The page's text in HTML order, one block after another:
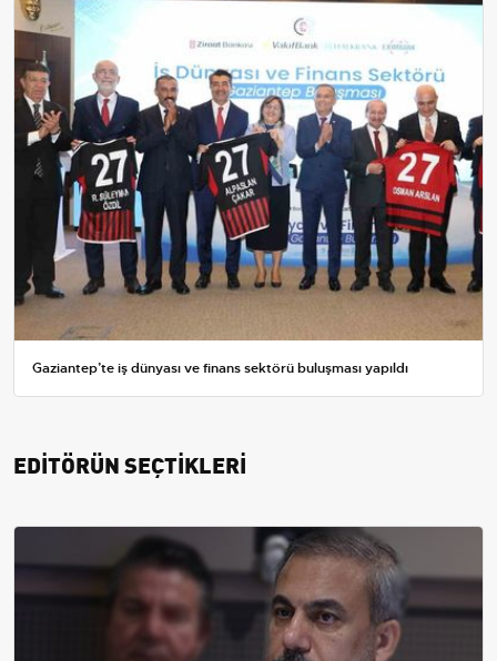
Gaziantep’te iş dünyası ve finans sektörü buluşması yapıldı
EDİTÖRÜN SEÇTİKLERİ